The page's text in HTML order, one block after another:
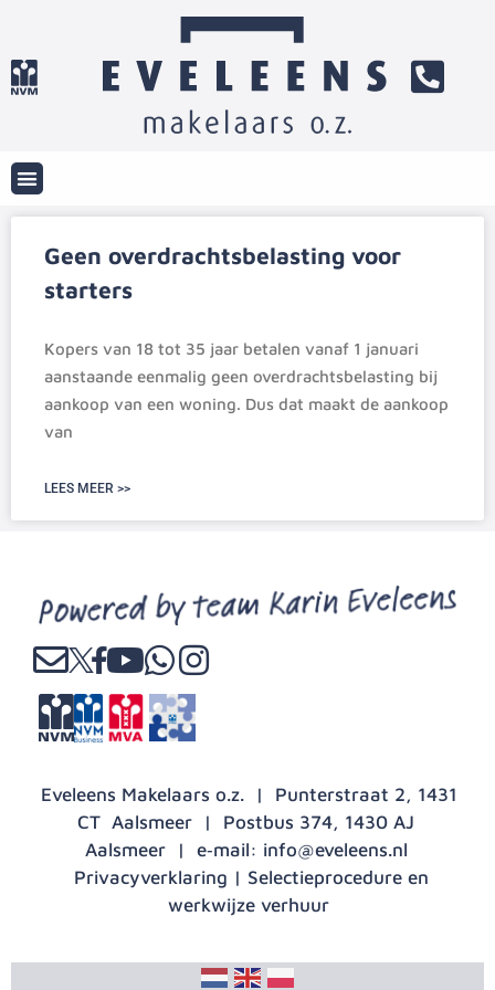
Geen overdrachtsbelasting voor
starters
Kopers van 18 tot 35 jaar betalen vanaf 1 januari
aanstaande eenmalig geen overdrachtsbelasting bij
aankoop van een woning. Dus dat maakt de aankoop
van
LEES MEER >>
Eveleens Makelaars o.z. | Punterstraat 2, 1431
CT Aalsmeer | Postbus 374, 1430 AJ
Aalsmeer | e‑mail: info@eveleens.nl
Privacyverklaring | Selectieprocedure en
werkwijze verhuur